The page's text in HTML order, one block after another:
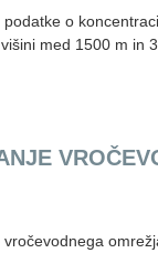
o
med 1500 m in